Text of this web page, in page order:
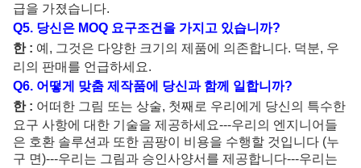
급을 가졌습니다.
Q5. 당신은 MOQ 요구조건을 가지고 있습니까?
한 : 예, 그것은 다양한 크기의 제품에 의존합니다. 덕분, 우
리의 판매를 언급하세요.
Q6. 어떻게 맞춤 제작품에 당신과 함께 일합니까?
한 : 어떠한 그림 또는 상술, 첫째로 우리에게 당신의 특수한
요구 사항에 대한 기술을 제공하세요---우리의 엔지니어들
은 호환 솔루션과 또한 곰팡이 비용을 수행할 것입니다 (누
구 면)---우리는 그림과 승인사양서를 제공합니다---우리는